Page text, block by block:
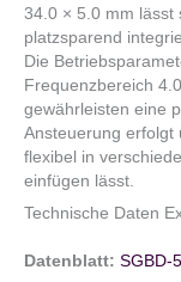
34.0 × 5.0 mm lässt
platzsparend
Die
Frequenzbereich
gewährleisten eine
Ansteuerung erfolgt
flexibel in
einfügen lässt.
Technische Daten
Datenblatt: SGBD-